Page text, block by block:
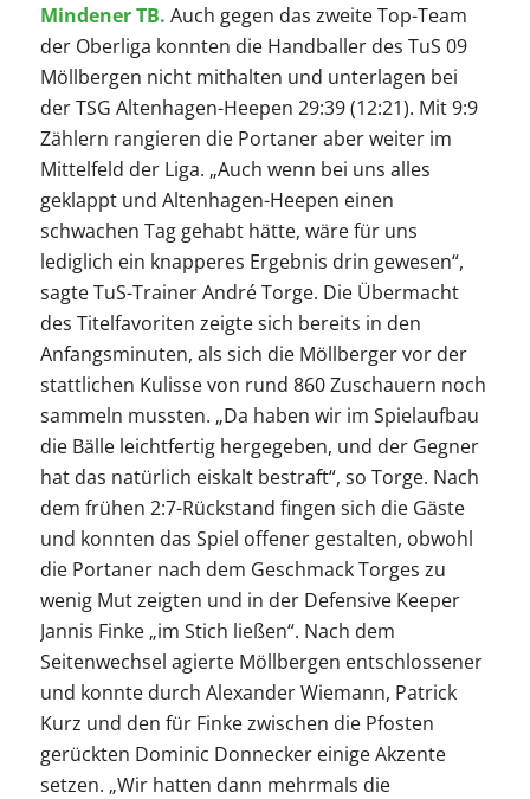
Mindener TB. Auch gegen das zweite Top-Team
der Oberliga konnten die Handballer des TuS 09
Möllbergen nicht mithalten und unterlagen bei
der TSG Altenhagen-Heepen 29:39 (12:21). Mit 9:9
Zählern rangieren die Portaner aber weiter im
Mittelfeld der Liga. „Auch wenn bei uns alles
geklappt und Altenhagen-Heepen einen
schwachen Tag gehabt hätte, wäre für uns
lediglich ein knapperes Ergebnis drin gewesen“,
sagte TuS-Trainer André Torge. Die Übermacht
des Titelfavoriten zeigte sich bereits in den
Anfangsminuten, als sich die Möllberger vor der
stattlichen Kulisse von rund 860 Zuschauern noch
sammeln mussten. „Da haben wir im Spielaufbau
die Bälle leichtfertig hergegeben, und der Gegner
hat das natürlich eiskalt bestraft“, so Torge. Nach
dem frühen 2:7-Rückstand fingen sich die Gäste
und konnten das Spiel offener gestalten, obwohl
die Portaner nach dem Geschmack Torges zu
wenig Mut zeigten und in der Defensive Keeper
Jannis Finke „im Stich ließen“. Nach dem
Seitenwechsel agierte Möllbergen entschlossener
und konnte durch Alexander Wiemann, Patrick
Kurz und den für Finke zwischen die Pfosten
gerückten Dominic Donnecker einige Akzente
setzen. „Wir hatten dann mehrmals die